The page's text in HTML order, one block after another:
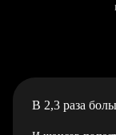
В 2,3 раза